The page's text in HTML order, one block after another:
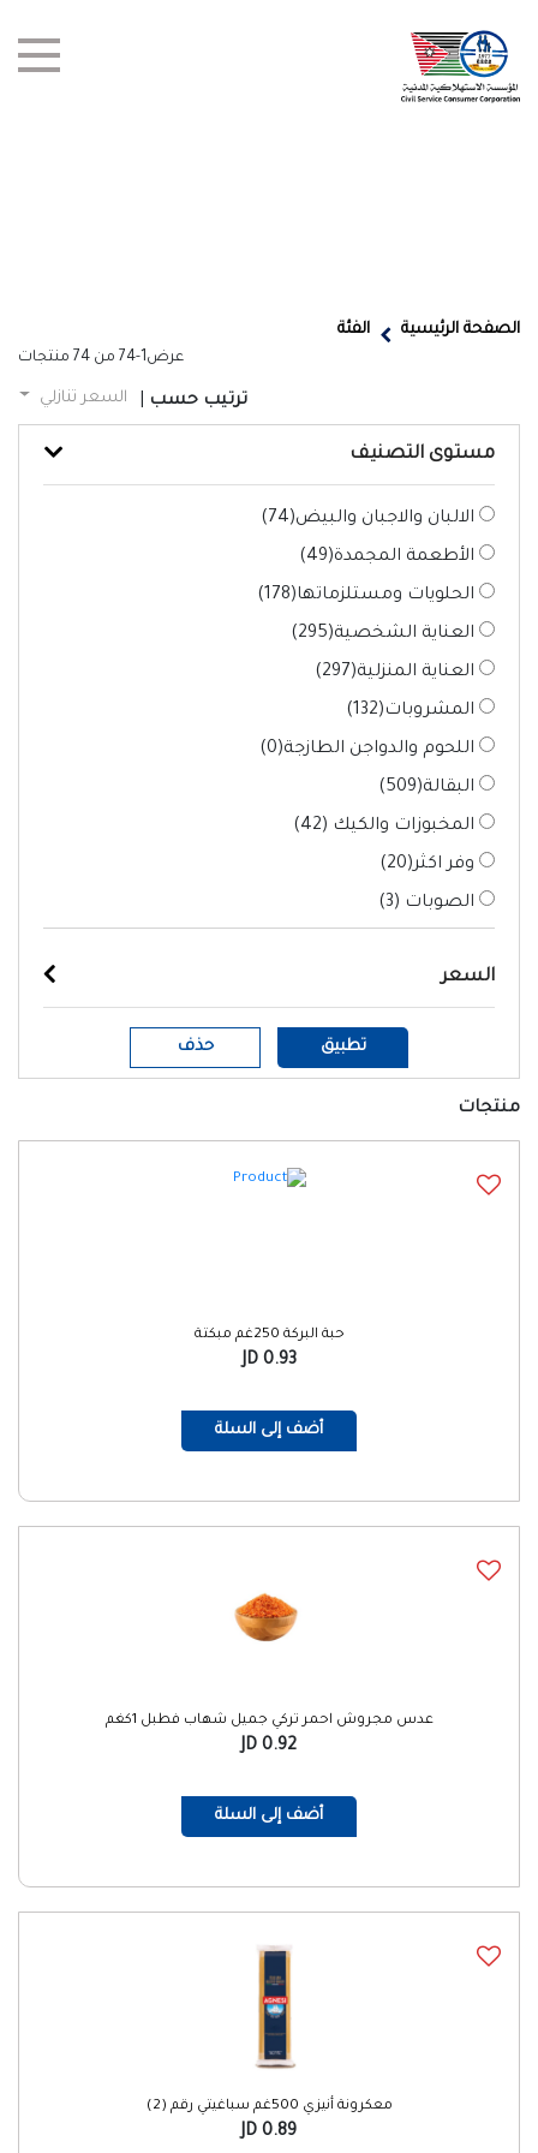
الفروع
الصفحة الرئيسية الفئة
عرض1-74 من 74 منتجات
ترتيب حسب السعر تنازلي
مستوى التصنيف
الالبان والاجبان والبيض(74
)
الأطعمة المجمدة(49
)
الحلويات ومستلزماتها(178
)
العناية الشخصية(295
)
العناية المنزلية(297
)
المشروبات(132
)
اللحوم والدواجن الطازجة(0
)
البقالة(509
)
المخبوزات والكيك (42
)
وفر اكثر(20
)
الصوبات (3
)
السعر
تطبيق حذف
منتجات
حبة البركة 250غم مبكتة
0.93 JD
أضف إلى السلة
عدس مجروش احمر تركي جميل شهاب فطبل 1كغم
0.92 JD
أضف إلى السلة
معكرونة أنيزي 500غم سباغيتي رقم (2)
0.89 JD